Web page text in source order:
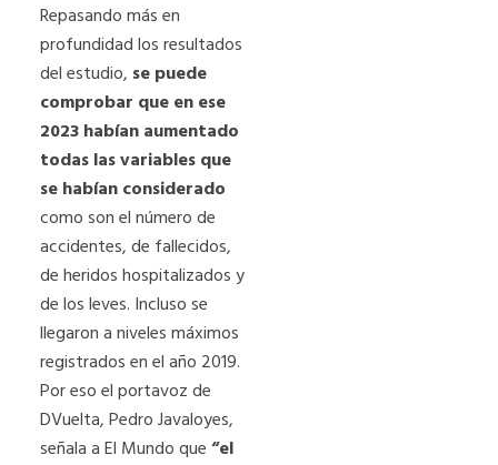
Repasando más en
profundidad los resultados
del estudio, se puede
comprobar que en ese
2023 habían aumentado
todas las variables que
se habían considerado
como son el número de
accidentes, de fallecidos,
de heridos hospitalizados y
de los leves. Incluso se
llegaron a niveles máximos
registrados en el año 2019.
Por eso el portavoz de
DVuelta, Pedro Javaloyes,
señala a El Mundo que“el